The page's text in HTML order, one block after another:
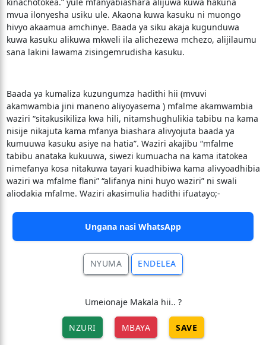
mvua ilonyesha usiku ule. Akaona kuwa kasuku ni muongo
hivyo akaamua amchinye. Baada ya siku akaja kugunduwa
kuwa kasuku alikuwa mkweli ila alichezewa mchezo, alijilaumu
sana lakini lawama zisingemrudisha kasuku.
Baada ya kumaliza kuzungumza hadithi hii (mvuvi
akamwambia jini maneno aliyoyasema ) mfalme akamwambia
waziri “sitakusikiliza kwa hili, nitamshughulikia tabibu na kama
nisije nikajuta kama mfanya biashara alivyojuta baada ya
kumuuwa kasuku asiye na hatia”. Waziri akajibu “mfalme
tabibu anataka kukuuwa, siwezi kumuacha na kama itatokea
nimefanya kosa nitakuwa tayari kuadhibiwa kama alivyoadhibia
waziri wa mfalme flani” “alifanya nini huyo waziri” ni swali
aliodakia mfalme. Waziri akasimulia hadithi ifuatayo;-
Ungana nasi WhatsApp
NYUMA ENDELEA
Umeionaje Makala hii.. ?
NZURI MBAYA SAVE